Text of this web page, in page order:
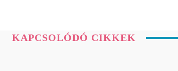
KAPCSOLÓDÓ CIKKEK